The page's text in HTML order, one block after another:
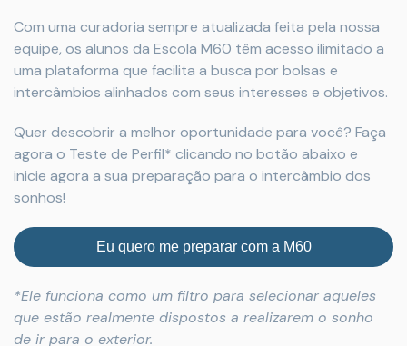
Com uma curadoria sempre atualizada feita pela nossa
equipe, os alunos da Escola M60 têm acesso ilimitado a
uma plataforma que facilita a busca por bolsas e
intercâmbios alinhados com seus interesses e objetivos.
Quer descobrir a melhor oportunidade para você? Faça
agora o Teste de Perfil* clicando no botão abaixo e
inicie agora a sua preparação para o intercâmbio dos
sonhos!
Eu quero me preparar com a M60
*Ele funciona como um filtro para selecionar aqueles
que estão realmente dispostos a realizarem o sonho
de ir para o exterior.